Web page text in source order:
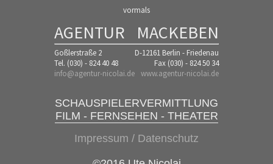
vormals
AGENTUR MACKEBEN
Goßlerstraße 2
D-12161 Berlin - Friedenau
Tel. (030) - 824 40 48
Fax (030) - 824 50 34
info@agentur-nicolai.de www.agentur-nicolai.de
SCHAUSPIELERVERMITTLUNG
FILM - FERNSEHEN - THEATER
Impressum / Datenschutz